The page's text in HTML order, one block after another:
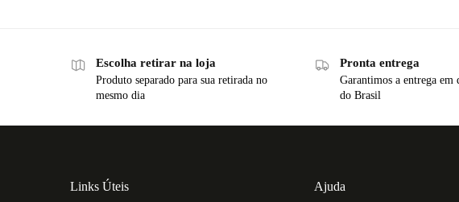
Escolha retirar na loja
Produto separado para sua retirada no
mesmo dia
Pronta entrega
Garantimos a entrega em
do Brasil
Links Úteis Ajuda